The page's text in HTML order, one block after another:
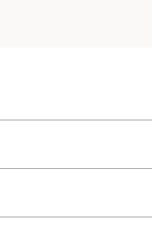
- à la réputation
ample, c'est aux
lui apportant son